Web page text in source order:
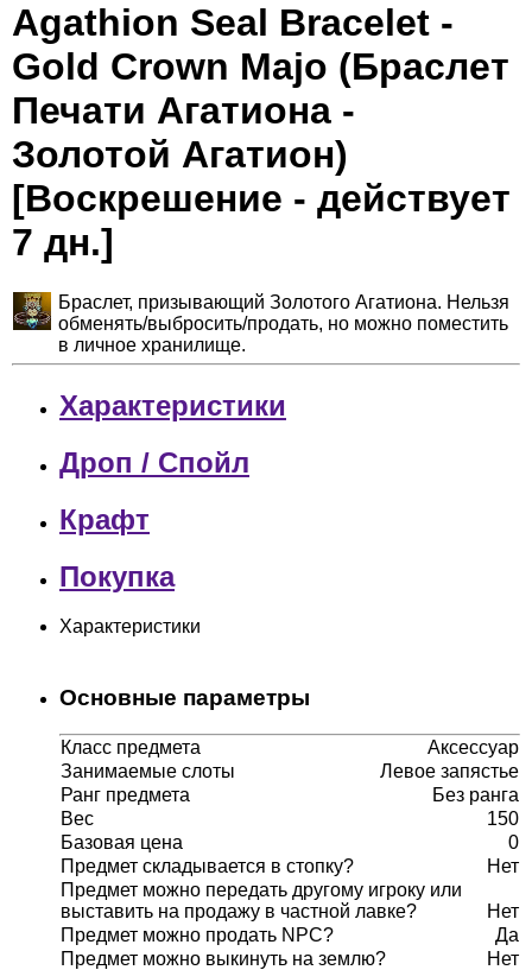
Agathion Seal Bracelet -
Gold Crown Majo (Браслет
Печати Агатиона -
Золотой Агатион)
[Воскрешение - действует
7 дн.]
Браслет, призывающий Золотого Агатиона. Нельзя
обменять/выбросить/продать, но можно поместить
в личное хранилище.
Характеристики
Дроп / Спойл
Крафт
Покупка
Характеристики
Основные параметры
Класс предмета
Аксессуар
Занимаемые слоты
Левое запястье
Ранг предмета
Без ранга
Вес
150
Базовая цена
0
Предмет складывается в стопку?
Нет
Предмет можно передать другому игроку или
выставить на продажу в частной лавке?
Нет
Предмет можно продать NPC?
Да
Предмет можно выкинуть на землю?
Нет